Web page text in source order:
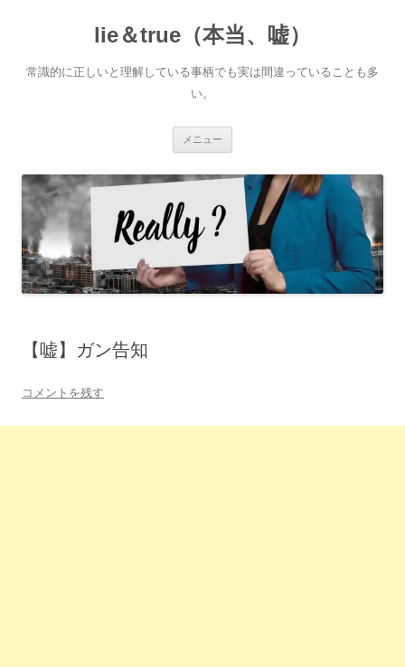
へ
ス
lie＆true（本当、嘘）
常識的に正しいと理解している事柄でも実は間違っていることも多
い。
メニュー
【嘘】ガン告知
コメントを残す